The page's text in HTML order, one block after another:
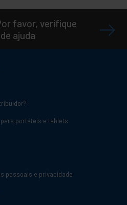
favor, verifique
ajuda
portáteis e tablets
pessoais e privacidade